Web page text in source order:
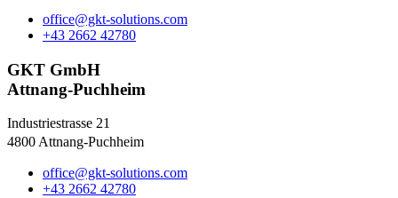
office@gkt-solutions.com
+43 2662 42780
GKT GmbH
Attnang-Puchheim
Industriestrasse 21
4800 Attnang-Puchheim
office@gkt-solutions.com
+43 2662 42780